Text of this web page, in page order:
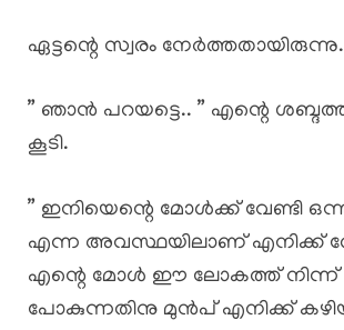
ഏട്ടന്റെ സ്വരം നേർത്തതായിരുന്നു.
” ഞാൻ പറയട്ടെ.. ” എന്റെ
കൂടി.
” ഇനിയെന്റെ മോൾക്ക് വേണ്ടി
എന്ന അവസ്ഥയിലാണ് എനിക്ക്
എന്റെ മോൾ ഈ ലോകത്ത് നിന്ന്
പോകുന്നതിനു മുൻപ് എനിക്ക്